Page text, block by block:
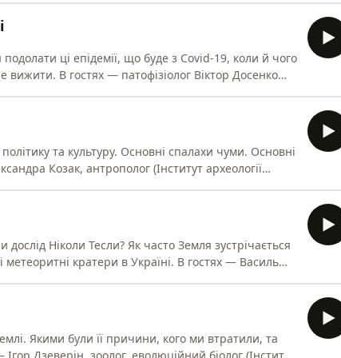
ці епідемії, що буде з Covid-19, коли й чого
Віктор Досенко
та культуру. Основні спалахи чуми. Основні
Ніколи Тесли? Як часто Земля зустрічається
кратери в Україні. В гостях — Василь
Якими були її причини, кого ми втратили, та